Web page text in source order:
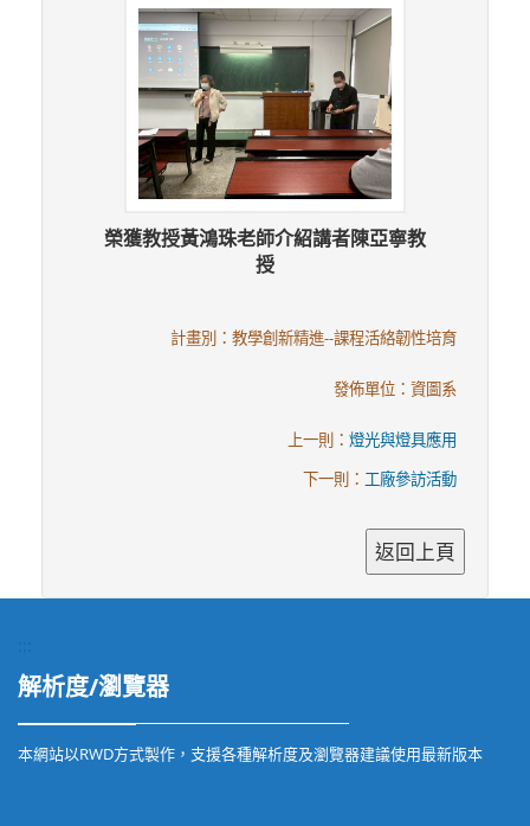
榮獲教授黃鴻珠老師介紹講者陳亞寧教
授
計畫別：教學創新精進--課程活絡韌性培育
發佈單位：資圖系
上一則：燈光與燈具應用
下一則： 工廠參訪活動
解析度/瀏覽器
本網站以RWD方式製作，支援各種解析度及瀏覽器建議使用最新版本